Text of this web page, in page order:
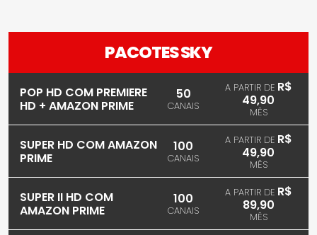
PACOTES SKY
POP HD COM PREMIERE
HD + AMAZON PRIME
50
CANAIS
A PARTIR DE R$
49,90
MÊS
SUPER HD COM AMAZON
PRIME
100
CANAIS
A PARTIR DE R$
49,90
MÊS
SUPER II HD COM
AMAZON PRIME
100
CANAIS
A PARTIR DE R$
89,90
MÊS